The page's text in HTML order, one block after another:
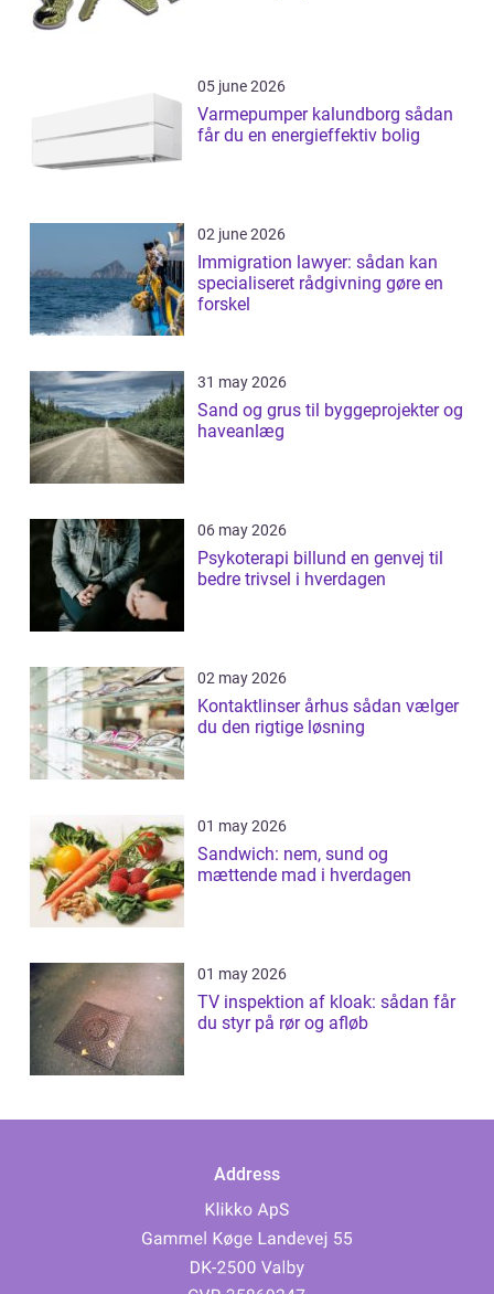
05 june 2026
Varmepumper kalundborg sådan
får du en energieffektiv bolig
02 june 2026
Immigration lawyer: sådan kan
specialiseret rådgivning gøre en
forskel
31 may 2026
Sand og grus til byggeprojekter og
haveanlæg
06 may 2026
Psykoterapi billund en genvej til
bedre trivsel i hverdagen
02 may 2026
Kontaktlinser århus sådan vælger
du den rigtige løsning
01 may 2026
Sandwich: nem, sund og
mættende mad i hverdagen
01 may 2026
TV inspektion af kloak: sådan får
du styr på rør og afløb
Address